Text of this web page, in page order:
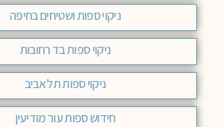
ניקוי ספות ושטיחים בחיפה
ניקוי ספות בד רחובות
ניקוי ספות תל אביב
חידוש ספות עור מודיעין